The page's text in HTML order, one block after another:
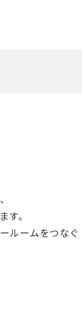
す。
ルームをつなぐ